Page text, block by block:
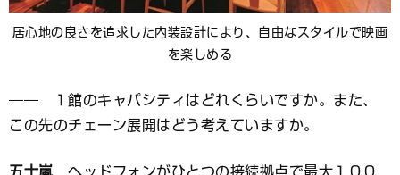
居心地の良さを追求した内装設計により、自由なスタイルで映画
を楽しめる
―― １館のキャパシティはどれくらいですか。また、
この先のチェーン展開はどう考えていますか。
五十嵐 ヘッドフォンがひとつの接続拠点で最大１００